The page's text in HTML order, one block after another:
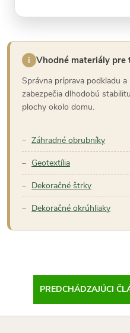
i Vhodné materiály
Správna príprava podkladu
zabezpečia dlhodobú
plochy okolo domu.
Záhradné obrubníky
Geotextília
Dekoračné štrky
Dekoračné okrúhliaky
PREDCHÁDZAJÚCI